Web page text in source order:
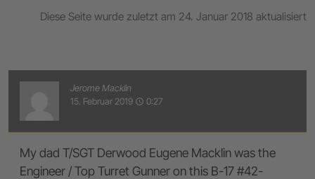
Diese Seite wurde zuletzt am 24. Januar 2018 aktualisiert
Jerome Macklin
15. Februar 2019 access_time 0:27
My dad T/SGT Derwood Eugene Macklin was the
Engineer / Top Turret Gunner on this B-17 #42-